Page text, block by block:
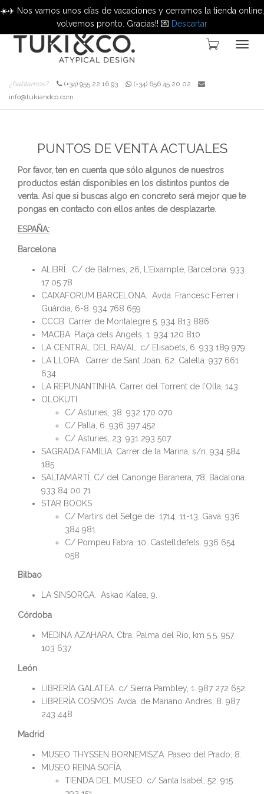
¿hablamos? (+34) 955 22 16 93
(+34) 656 45 20 02
info@tukiandco.com
PUNTOS DE VENTA ACTUALES
Por favor, ten en cuenta que sólo algunos de nuestros
productos están disponibles en los distintos puntos de
venta. Así que si buscas algo en concreto será mejor que te
pongas en contacto con ellos antes de desplazarte.
ESPAÑA:
Barcelona
ALIBRÍ. C/ de Balmes, 26, L’Eixample, Barcelona. 933
17 05 78
CAIXAFORUM BARCELONA. Avda. Francesc Ferrer i
Guárdia, 6-8. 934 768 659
CCCB. Carrer de Montalegre 5. 934 813 886
MACBA. Plaça dels Àngels, 1. 934 120 810
LA CENTRAL DEL RAVAL. c/ Elisabets, 6. 933 189 979
LA LLOPA. Carrer de Sant Joan, 62. Calella. 937 661
634
LA REPUNANTINHA. Carrer del Torrent de l’Olla, 143.
OLOKUTI
C/ Asturies, 38. 932 170 070
C/ Palla, 6. 936 397 452
C/ Asturies, 23. 931 293 507
SAGRADA FAMILIA. Carrer de la Marina, s/n. 934 584
185
SALTAMARTÍ. C/ del Canonge Baranera, 78, Badalona.
933 84 00 71
STAR BOOKS
C/ Martirs del Setge de 1714, 11-13, Gava. 936
384 981
C/ Pompeu Fabra, 10, Castelldefels. 936 654
058
Bilbao
LA SINSORGA. Askao Kalea, 9.
Córdoba
MEDINA AZAHARA. Ctra. Palma del Río, km 5.5. 957
103 637
León
LIBRERÍA GALATEA. c/ Sierra Pambley, 1. 987 272 652
LIBRERÍA COSMOS. Avda. de Mariano Andrés, 8. 987
243 448
Madrid
MUSEO THYSSEN BORNEMISZA. Paseo del Prado, 8.
MUSEO REINA SOFÍA
TIENDA DEL MUSEO. c/ Santa Isabel, 52. 915
☀️✈️ Nos vamos unos días de vacaciones y cerramos la tienda online,
volvemos pronto. Gracias!! 💌 Descartar